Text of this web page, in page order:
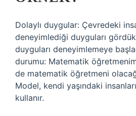
Dolaylı duygular: Çevredeki
deneyimlediği duyguları
duyguları deneyimlemeye
durumu: Matematik
de matematik öğretmeni
Model, kendi yaşındaki
kullanır.